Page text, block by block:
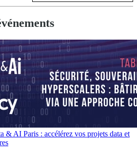
& AI Paris : accélérez vos projets data et